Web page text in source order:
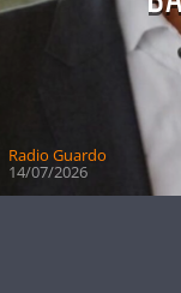
Radio Guardo
14/07/2026